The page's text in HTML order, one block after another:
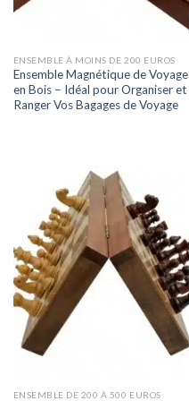
ENSEMBLE À MOINS DE 200 EUROS
Ensemble Magnétique de Voyage
en Bois – Idéal pour Organiser et
Ranger Vos Bagages de Voyage
ENSEMBLE DE 200 À 500 EUROS